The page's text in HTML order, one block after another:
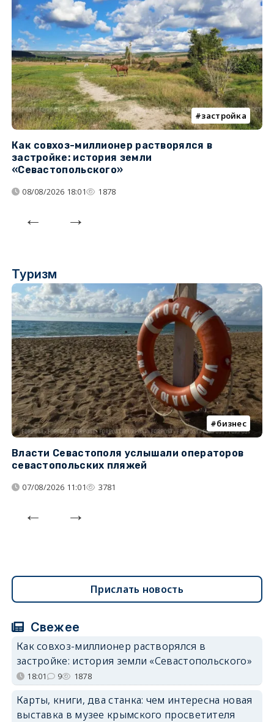
застройка
Как совхоз-миллионер растворялся в
застройке: история земли
«Севастопольского»
08/08/2026 18:01 1878
Туризм
бизнес
Власти Севастополя услышали операторов
севастопольских пляжей
07/08/2026 11:01 3781
Прислать новость
Свежее
Как совхоз-миллионер растворялся в
застройке: история земли «Севастопольского»
18:01 9 1878
Карты, книги, два станка: чем интересна новая
выставка в музее крымского просветителя